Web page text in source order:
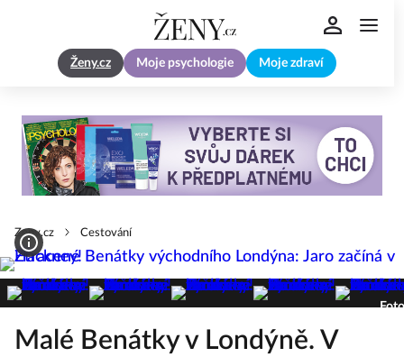
Ženy.cz Moje psychologie Moje zdraví
Zeny.cz Cestování
Malé Benátky v Londýně. V